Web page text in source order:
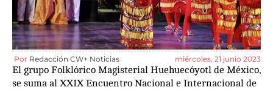
Por Redacción CW+ Noticias miércoles, 21 junio 2023
El grupo Folklórico Magisterial Huehuecóyotl de México,
se suma al XXIX Encuentro Nacional e Internacional de